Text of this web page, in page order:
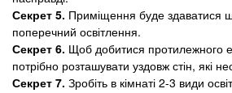
Секрет 5. Приміщення буде здаватися
поперечний освітлення.
Секрет 6. Щоб добитися протилежного
потрібно розташувати уздовж стін, які
Секрет 7. Зробіть в кімнаті 2-3 види